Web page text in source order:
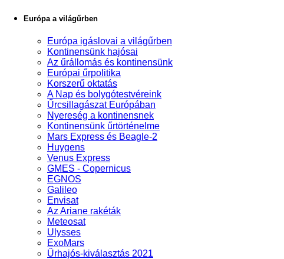
Európa a világűrben
Európa igáslovai a világűrben
Kontinensünk hajósai
Az űrállomás és kontinensünk
Európai űrpolitika
Korszerű oktatás
A Nap és bolygótestvéreink
Űrcsillagászat Európában
Nyereség a kontinensnek
Kontinensünk űrtörténelme
Mars Express és Beagle-2
Huygens
Venus Express
GMES - Copernicus
EGNOS
Galileo
Envisat
Az Ariane rakéták
Meteosat
Ulysses
ExoMars
Űrhajós-kiválasztás 2021